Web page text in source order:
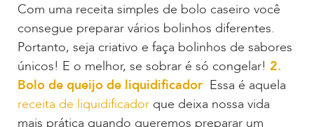
Com uma receita simples de bolo caseiro você
consegue preparar vários bolinhos diferentes.
Portanto, seja criativo e faça bolinhos de sabores
únicos! E o melhor, se sobrar é só congelar! 2.
Bolo de queijo de liquidificador Essa é aquela
receita de liquidificador que deixa nossa vida
mais prática quando queremos preparar um